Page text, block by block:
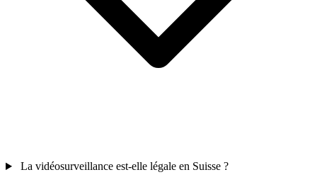
La vidéosurveillance est-elle légale en Suisse ?